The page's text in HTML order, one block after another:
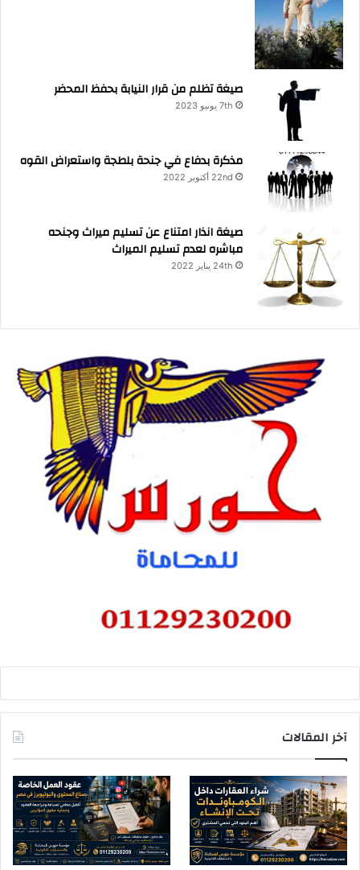
صيغة تظلم من قرار النيابة بحفظ المحضر
7th يونيو 2023
مذكرة بدفاع في جنحة بلطجة واستعراض القوه
22nd أكتوبر 2022
صيغة انذار امتناع عن تسليم ميراث وجنحه
مباشره لعدم تسليم الميراث
24th يناير 2022
آخر المقالات